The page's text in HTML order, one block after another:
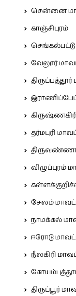
சென்னை
காஞ்சிபுரம்
வேலூர்
தர்மபுரி
விழுப்புரம்
சேலம்
நாமக்கல்
ஈரோடு
நீலகிரி
திருப்பூர்